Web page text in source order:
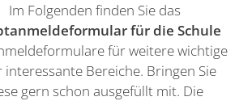
Im Folgenden finden Sie das
fürdie Schule
für weitere wichtige
interessante Bereiche. Bringen Sie
gern schon ausgefüllt mit. Die